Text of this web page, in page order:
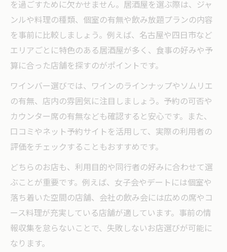
を過ごすために欠かせません。居酒屋を選ぶ際は、ジャ
ンルや料理の種類、個室の有無や飲み放題プランの内容
を事前に比較しましょう。例えば、名古屋や四日市など
エリアごとに特色のある居酒屋が多く、食事の好みや予
算に合った店舗を探すのがポイントです。
ワインバー選びでは、ワインのラインナップやソムリエ
の有無、店内の雰囲気に注目しましょう。予約の可否や
カウンター席の有無なども確認すると安心です。また、
口コミやネット予約サイトを活用して、実際の利用者の
評価をチェックすることもおすすめです。
どちらのお店も、利用目的や同行者の好みに合わせて選
ぶことが重要です。例えば、女子会やデートには個室や
落ち着いた空間の店舗、会社の飲み会には広めの席やコ
ース料理が充実している店舗が適しています。事前の情
報収集を怠らないことで、失敗しないお店選びが可能に
なります。